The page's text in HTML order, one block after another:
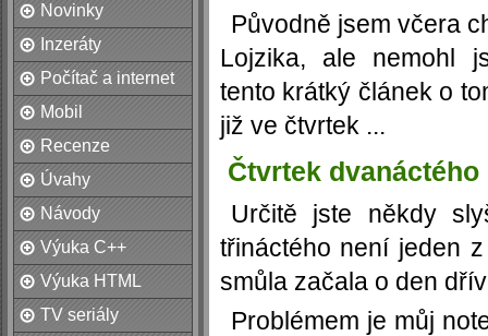
Novinky
Inzeráty
Počítač a internet
Mobil
Recenze
Úvahy
Návody
Výuka C++
Výuka HTML
TV seriály
Původně jsem včera
Lojzika, ale nemohl
tento krátký článek o
již ve čtvrtek ...
Čtvrtek dvanáctého
Určitě jste někdy
třináctého není jeden
smůla začala o den
Problémem je můj